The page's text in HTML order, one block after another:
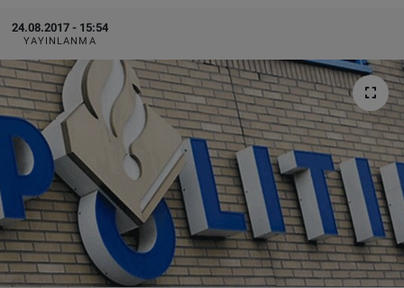
24.08.2017 - 15:54
YAYINLANMA
SAĞLIK - YAŞAM
BİLİM-TEKNOLOJİ
BİLİM-TEKNOLOJİ
SAĞLIK
FOTO GALERİ
VIDEO GALERİ
ALGEMENE VOORWAARDEN
CONTACT
Son Dakika Haberleri
Haber Arşivi